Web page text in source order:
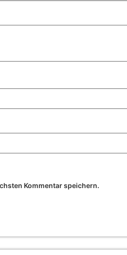
Kommentar speichern.